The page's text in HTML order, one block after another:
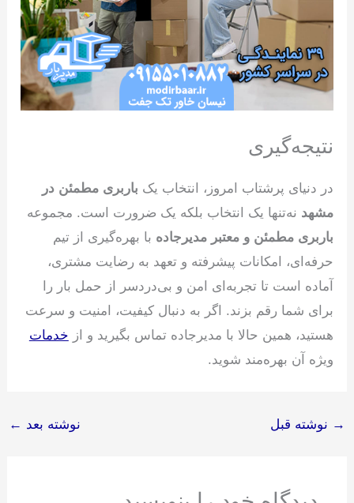
نتیجه‌گیری
در دنیای پرشتاب امروز، انتخاب یک باربری مطمئن در
مشهد نه‌تنها یک انتخاب بلکه یک ضرورت است. مجموعه
باربری مطمئن و معتبر مدیرجاده با بهره‌گیری از تیم
حرفه‌ای، امکانات پیشرفته و تعهد به رضایت مشتری،
آماده است تا تجربه‌ای امن و بی‌دردسر از حمل بار را
برای شما رقم بزند. اگر به دنبال کیفیت، امنیت و سرعت
هستید، همین حالا با مدیرجاده تماس بگیرید و از خدمات
ویژه آن بهره‌مند شوید.
→ نوشته قبل نوشته بعد ←